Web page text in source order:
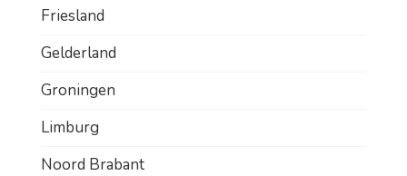
Friesland
Gelderland
Groningen
Limburg
Noord Brabant